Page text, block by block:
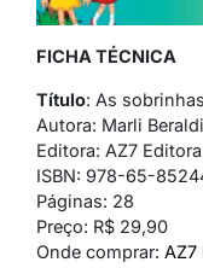
FICHA TÉCNICA
Título: As
Autora: Marli Beraldi
Editora: AZ7 Editora
ISBN: 978-65-
Páginas: 28
Preço: R$ 29,90
Onde comprar: AZ7